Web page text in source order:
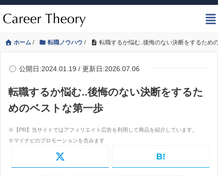
ホーム / 転職ノウハウ / 転職するか悩む..後悔のない決断をするため
公開日:2024.01.19 / 更新日:2026.07.06
転職するか悩む..後悔のない決断をするた
めのベストな第一歩
B!